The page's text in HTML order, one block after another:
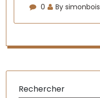
0 By simonbois
Rechercher